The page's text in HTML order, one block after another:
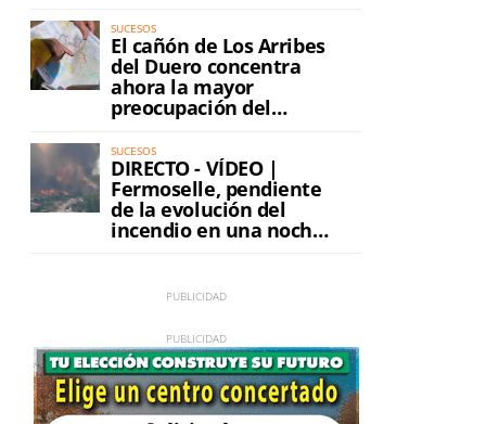
SUCESOS
El cañón de Los Arribes
del Duero concentra
ahora la mayor
preocupación del
incendio
SUCESOS
DIRECTO - VÍDEO |
Fermoselle, pendiente
de la evolución del
incendio en una noche